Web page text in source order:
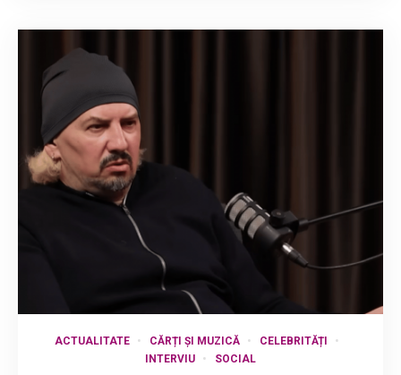
ACTUALITATE CĂRȚI ȘI MUZICĂ
CELEBRITĂȚI
INTERVIU
SOCIAL